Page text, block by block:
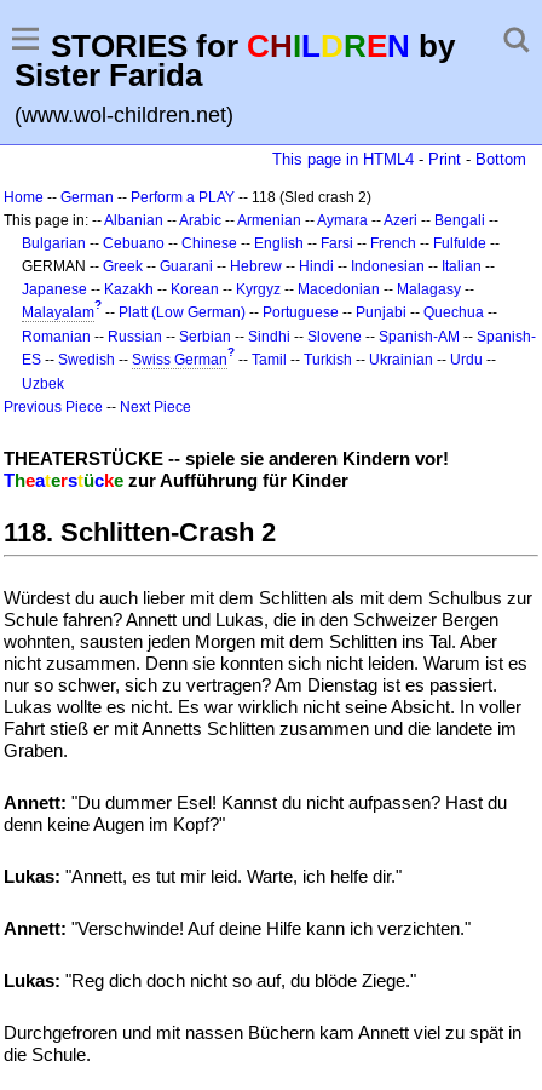
STORIES for CHILDREN by
Sister Farida
(www.wol-children.net)
This page in HTML4 - Print - Bottom
Home -- German -- Perform a PLAY -- 118 (Sled crash 2)
This page in: --Albanian --Arabic --Armenian --Aymara --Azeri -- Bengali --
Bulgarian -- Cebuano -- Chinese -- English -- Farsi -- French -- Fulfulde --
GERMAN -- Greek -- Guarani -- Hebrew -- Hindi -- Indonesian -- Italian --
Japanese -- Kazakh -- Korean -- Kyrgyz -- Macedonian -- Malagasy --
Malayalam? -- Platt (Low German) -- Portuguese -- Punjabi -- Quechua --
Romanian -- Russian -- Serbian -- Sindhi -- Slovene -- Spanish-AM -- Spanish-
ES -- Swedish -- Swiss German? -- Tamil -- Turkish -- Ukrainian -- Urdu --
Uzbek
Previous Piece -- Next Piece
THEATERSTÜCKE -- spiele sie anderen Kindern vor!
Theaterstücke zur Aufführung für Kinder
118. Schlitten-Crash 2
Würdest du auch lieber mit dem Schlitten als mit dem Schulbus zur
Schule fahren? Annett und Lukas, die in den Schweizer Bergen
wohnten, sausten jeden Morgen mit dem Schlitten ins Tal. Aber
nicht zusammen. Denn sie konnten sich nicht leiden. Warum ist es
nur so schwer, sich zu vertragen? Am Dienstag ist es passiert.
Lukas wollte es nicht. Es war wirklich nicht seine Absicht. In voller
Fahrt stieß er mit Annetts Schlitten zusammen und die landete im
Graben.
Annett: "Du dummer Esel! Kannst du nicht aufpassen? Hast du
denn keine Augen im Kopf?"
Lukas: "Annett, es tut mir leid. Warte, ich helfe dir."
Annett: "Verschwinde! Auf deine Hilfe kann ich verzichten."
Lukas: "Reg dich doch nicht so auf, du blöde Ziege."
Durchgefroren und mit nassen Büchern kam Annett viel zu spät in
die Schule.